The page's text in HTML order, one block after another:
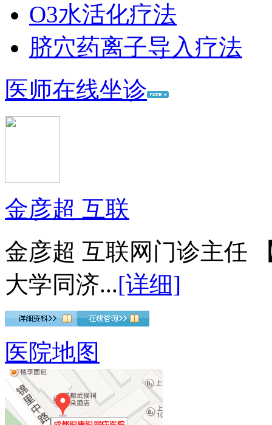
O3水活化疗法
脐穴药离子导入疗法
医师在线坐诊
金彦超 互联
金彦超 互联网门诊主任
大学同济...[详细]
医院地图